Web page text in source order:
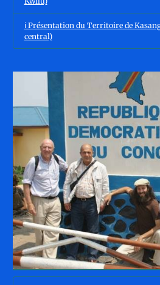
ℹ️ Présentation du Territoire de
central)